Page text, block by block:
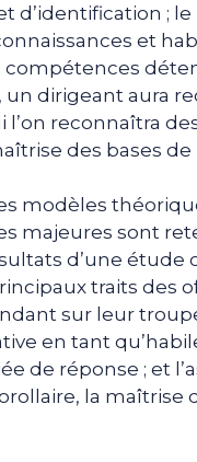
d’identification ;
et
un dirigeant aura
l’on reconnaîtra
des bases
modèles
majeures sont
d’une
traits des
sur leur
en tant
de réponse ; et
la maîtrise